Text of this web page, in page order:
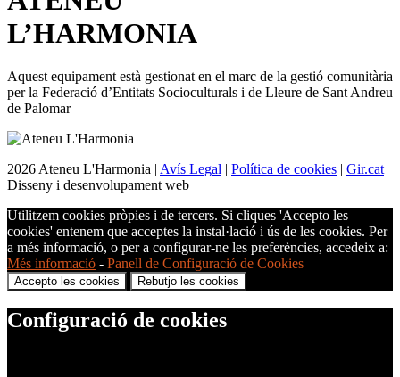
L’HARMONIA
Aquest equipament està gestionat en el marc de la gestió comunitària
per la Federació d’Entitats Socioculturals i de Lleure de Sant Andreu
de Palomar
2026 Ateneu L'Harmonia | Avís Legal | Política de cookies | Gir.cat
Disseny i desenvolupament web
Utilitzem cookies pròpies i de tercers. Si cliques 'Accepto les
cookies' entenem que acceptes la instal·lació i ús de les cookies. Per
a més informació, o per a configurar-ne les preferències, accedeix a:
Més informació - Panell de Configuració de Cookies
Accepto les cookies Rebutjo les cookies
Configuració de cookies